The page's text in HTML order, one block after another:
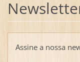
Assine a nossa